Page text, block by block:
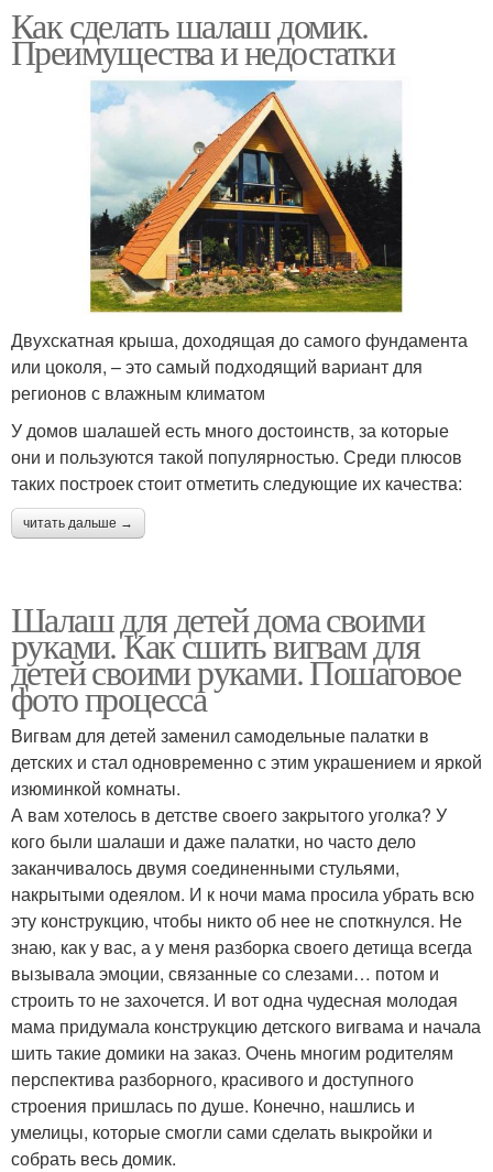
Как сделать шалаш домик.
Преимущества и недостатки
Двухскатная крыша, доходящая до самого фундамента
или цоколя, – это самый подходящий вариант для
регионов с влажным климатом
У домов шалашей есть много достоинств, за которые
они и пользуются такой популярностью. Среди плюсов
таких построек стоит отметить следующие их качества:
читать дальше →
Шалаш для детей дома своими
руками. Как сшить вигвам для
детей своими руками. Пошаговое
фото процесса
Вигвам для детей заменил самодельные палатки в
детских и стал одновременно с этим украшением и яркой
изюминкой комнаты.
А вам хотелось в детстве своего закрытого уголка? У
кого были шалаши и даже палатки, но часто дело
заканчивалось двумя соединенными стульями,
накрытыми одеялом. И к ночи мама просила убрать всю
эту конструкцию, чтобы никто об нее не споткнулся. Не
знаю, как у вас, а у меня разборка своего детища всегда
вызывала эмоции, связанные со слезами… потом и
строить то не захочется. И вот одна чудесная молодая
мама придумала конструкцию детского вигвама и начала
шить такие домики на заказ. Очень многим родителям
перспектива разборного, красивого и доступного
строения пришлась по душе. Конечно, нашлись и
умелицы, которые смогли сами сделать выкройки и
собрать весь домик.